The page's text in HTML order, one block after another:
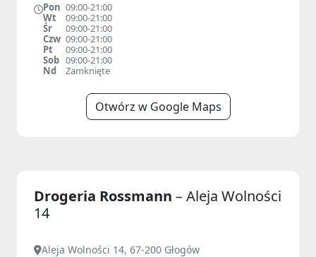
Pon 09:00-21:00
Wt
09:00-21:00
Śr
09:00-21:00
Czw 09:00-21:00
Pt
09:00-21:00
Sob 09:00-21:00
Nd
Zamknięte
Otwórz w Google Maps
Drogeria Rossmann – Aleja Wolności
14
Aleja Wolności 14, 67-200 Głogów